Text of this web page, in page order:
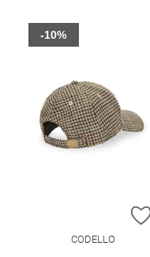
CODELLO
-10%